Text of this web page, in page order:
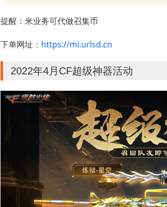
提醒：米业务可代做召集币
下单网址： https://mi.urlsd.cn
2022年4月CF超级神器活动